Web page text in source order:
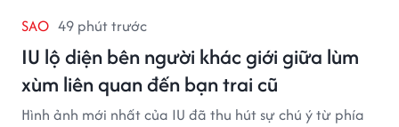
SAO 49 phút trước
IU lộ diện bên người khác giới giữa lùm
xùm liên quan đến bạn trai cũ
Hình ảnh mới nhất của IU đã thu hút sự chú ý từ phía